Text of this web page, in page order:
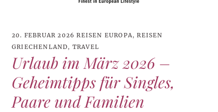
20. FEBRUAR 2026 REISEN EUROPA,REISEN
GRIECHENLAND, TRAVEL
Urlaub im März 2026 –
Geheimtipps für Singles,
Paare und Familien